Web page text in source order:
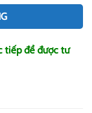
tiếp để được tư